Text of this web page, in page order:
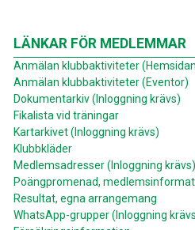
LÄNKAR FÖR MEDLEMMAR
Anmälan klubbaktiviteter
Anmälan klubbaktiviteter (Eventor)
Dokumentarkiv (Inloggning krävs)
Fikalista vid träningar
Kartarkivet (Inloggning krävs)
Klubbkläder
Medlemsadresser (Inloggning krävs)
Poängpromenad,
Resultat, egna arrangemang
WhatsApp-grupper (Inloggning